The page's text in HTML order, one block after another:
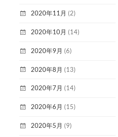
2020年11月 (2)
2020年10月 (14)
2020年9月 (6)
2020年8月 (13)
2020年7月 (14)
2020年6月 (15)
2020年5月 (9)